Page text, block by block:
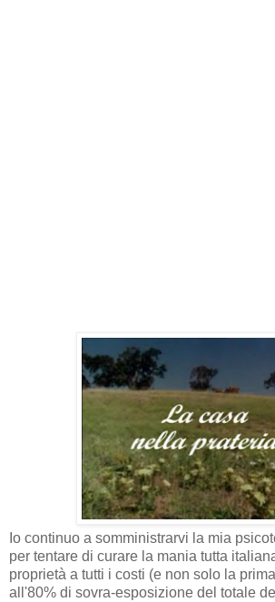
Io continuo a somministrarvi la mia
per tentare di curare la mania tutta
proprietà a tutti i costi (e non solo la
all'80% di sovra-esposizione del totale